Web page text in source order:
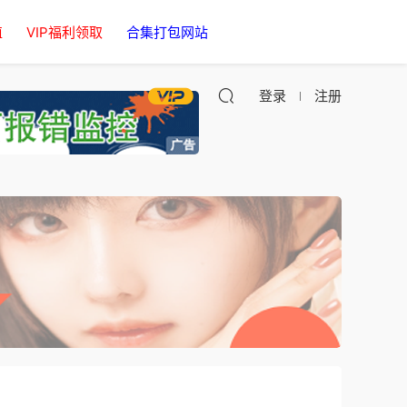
VIP福利领取 合集打包网站
登录 注册